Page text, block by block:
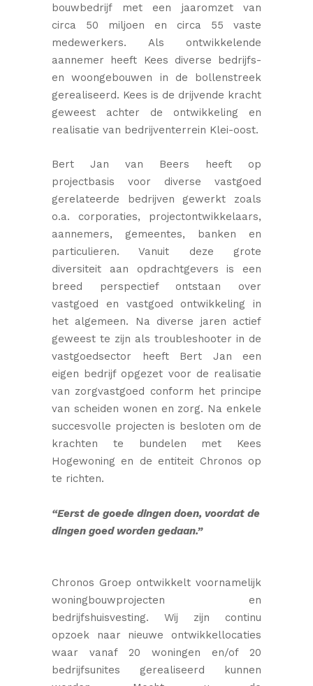
bouwbedrijf met een jaaromzet van
circa 50 miljoen en circa 55 vaste
medewerkers. Als ontwikkelende
aannemer heeft Kees diverse bedrijfs-
en woongebouwen in de bollenstreek
gerealiseerd. Kees is de drijvende kracht
geweest achter de ontwikkeling en
realisatie van bedrijventerrein Klei-oost.
Bert Jan van Beers heeft op
projectbasis voor diverse vastgoed
gerelateerde bedrijven gewerkt zoals
o.a. corporaties, projectontwikkelaars,
aannemers, gemeentes, banken en
particulieren. Vanuit deze grote
diversiteit aan opdrachtgevers is een
breed perspectief ontstaan over
vastgoed en vastgoed ontwikkeling in
het algemeen. Na diverse jaren actief
geweest te zijn als troubleshooter in de
vastgoedsector heeft Bert Jan een
eigen bedrijf opgezet voor de realisatie
van zorgvastgoed conform het principe
van scheiden wonen en zorg. Na enkele
succesvolle projecten is besloten om de
krachten te bundelen met Kees
Hogewoning en de entiteit Chronos op
te richten.
“Eerst de goede dingen doen, voordat de
dingen goed worden gedaan.”
Chronos Groep ontwikkelt voornamelijk
woningbouwprojecten en
bedrijfshuisvesting. Wij zijn continu
opzoek naar nieuwe ontwikkellocaties
waar vanaf 20 woningen en/of 20
bedrijfsunites gerealiseerd kunnen